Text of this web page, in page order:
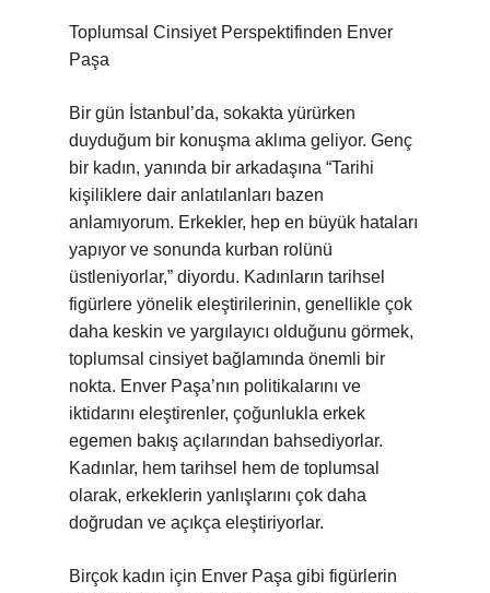
Toplumsal Cinsiyet Perspektifinden Enver
Paşa
Bir gün İstanbul’da, sokakta yürürken
duyduğum bir konuşma aklıma geliyor. Genç
bir kadın, yanında bir arkadaşına “Tarihi
kişiliklere dair anlatılanları bazen
anlamıyorum. Erkekler, hep en büyük hataları
yapıyor ve sonunda kurban rolünü
üstleniyorlar,” diyordu. Kadınların tarihsel
figürlere yönelik eleştirilerinin, genellikle çok
daha keskin ve yargılayıcı olduğunu görmek,
toplumsal cinsiyet bağlamında önemli bir
nokta. Enver Paşa’nın politikalarını ve
iktidarını eleştirenler, çoğunlukla erkek
egemen bakış açılarından bahsediyorlar.
Kadınlar, hem tarihsel hem de toplumsal
olarak, erkeklerin yanlışlarını çok daha
doğrudan ve açıkça eleştiriyorlar.
Birçok kadın için Enver Paşa gibi figürlerin